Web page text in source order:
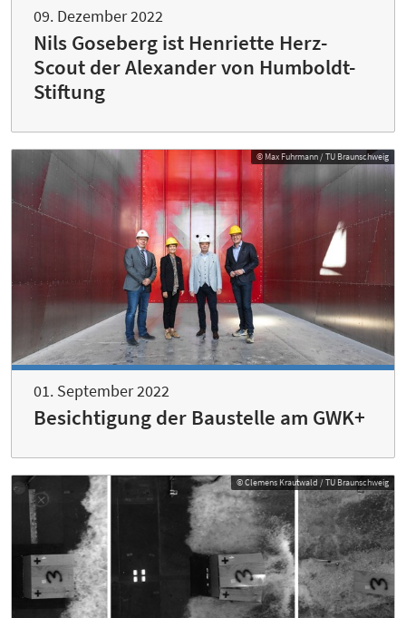
09. Dezember 2022
Nils Goseberg ist Henriette Herz-
Scout der Alexander von Humboldt-
Stiftung
© Max Fuhrmann / TU Braunschweig
01. September 2022
Besichtigung der Baustelle am GWK+
© Clemens Krautwald / TU Braunschweig